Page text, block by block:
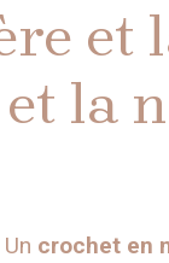
et
la
crochet en